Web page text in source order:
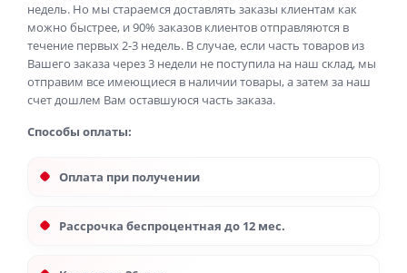
недель. Но мы стараемся доставлять заказы клиентам как
можно быстрее, и 90% заказов клиентов отправляются в
течение первых 2-3 недель. В случае, если часть товаров из
Вашего заказа через 3 недели не поступила на наш склад, мы
отправим все имеющиеся в наличии товары, а затем за наш
счет дошлем Вам оставшуюся часть заказа.
Способы оплаты:
Оплата при получении
Рассрочка беспроцентная до 12 мес.